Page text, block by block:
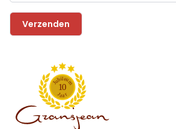
J
ubileum
10
Jaar